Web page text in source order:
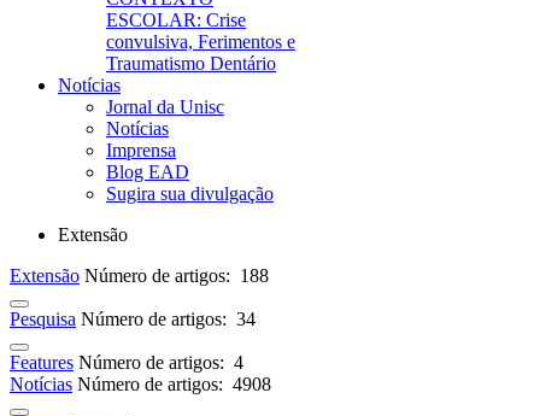
ESCOLAR: Crise
convulsiva, Ferimentos e
Traumatismo Dentário
Notícias
Jornal da Unisc
Notícias
Imprensa
Blog EAD
Sugira sua divulgação
Extensão
Extensão Número de artigos: 188
Pesquisa Número de artigos: 34
Features Número de artigos: 4
Notícias Número de artigos: 4908